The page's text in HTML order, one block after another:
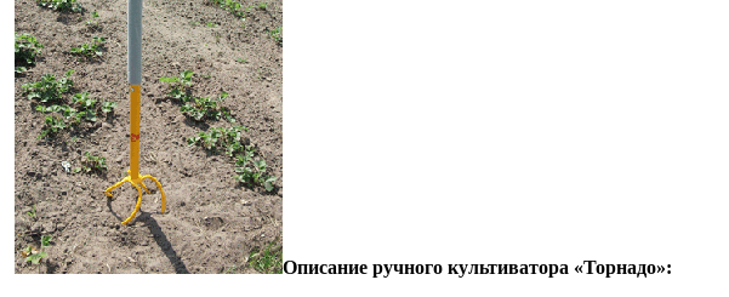
Описание ручного культиватора «Торнадо»: